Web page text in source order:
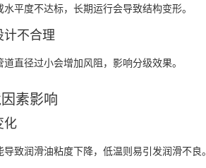
平度不达标，长期运行会导致结构变形。
计不合理
直径过小会增加风阻，影响分级效果。
素影响
化
致润滑油粘度下降，低温则易引发润滑不良。